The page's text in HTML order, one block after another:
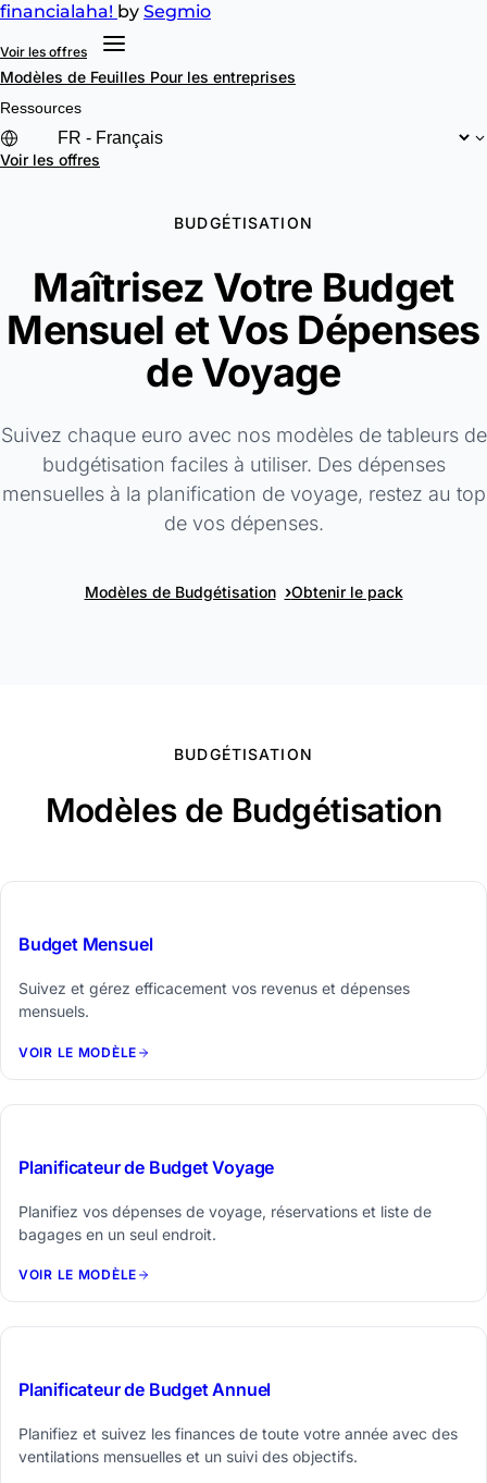
financialaha! by Segmio
Voir les offres
Modèles de Feuilles Pour les entreprises
Ressources
Voir les offres
BUDGÉTISATION
Maîtrisez Votre Budget
Mensuel et Vos Dépenses
de Voyage
Suivez chaque euro avec nos modèles de tableurs de
budgétisation faciles à utiliser. Des dépenses
mensuelles à la planification de voyage, restez au top
de vos dépenses.
Modèles de Budgétisation ›Obtenir le pack
BUDGÉTISATION
Modèles de Budgétisation
Budget Mensuel
Suivez et gérez efficacement vos revenus et dépenses
mensuels.
VOIR LE MODÈLE
Planificateur de Budget Voyage
Planifiez vos dépenses de voyage, réservations et liste de
bagages en un seul endroit.
VOIR LE MODÈLE
Planificateur de Budget Annuel
Planifiez et suivez les finances de toute votre année avec des
ventilations mensuelles et un suivi des objectifs.